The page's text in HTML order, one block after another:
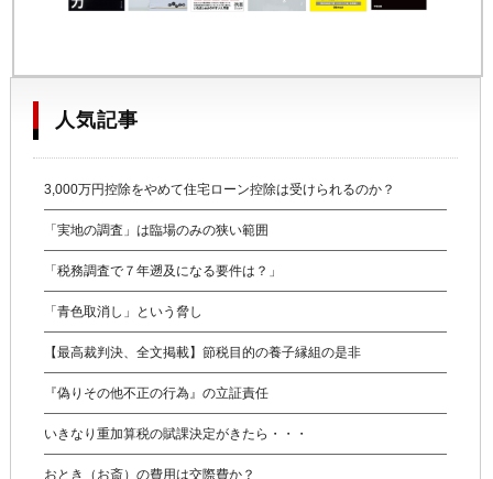
人気記事
3,000万円控除をやめて住宅ローン控除は受けられるのか？
「実地の調査」は臨場のみの狭い範囲
「税務調査で７年遡及になる要件は？」
「青色取消し」という脅し
【最高裁判決、全文掲載】節税目的の養子縁組の是非
『偽りその他不正の行為』の立証責任
いきなり重加算税の賦課決定がきたら・・・
おとき（お斎）の費用は交際費か？